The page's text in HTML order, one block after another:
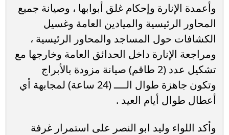
وأعمدة الإنارة وإحكام غلق أبوابها ، وصيانة جميع
المحاور الرئيسية والميادين العامة وغسيل
الكشافات حول المساجد والمحاور الرئيسية ،
ومراجعة الإنارة داخل الحدائق العامة وخارجها مع
تشكيل عدد (2 طاقم) صيانة مزودة بالأبراج
وتكون جاهزة طوال الــــ (24 ساعة) لمجابهة أي
أعطال طوال أيام العيد .
وأكد اللواء وليد ابو النصر على استمرار غرفة